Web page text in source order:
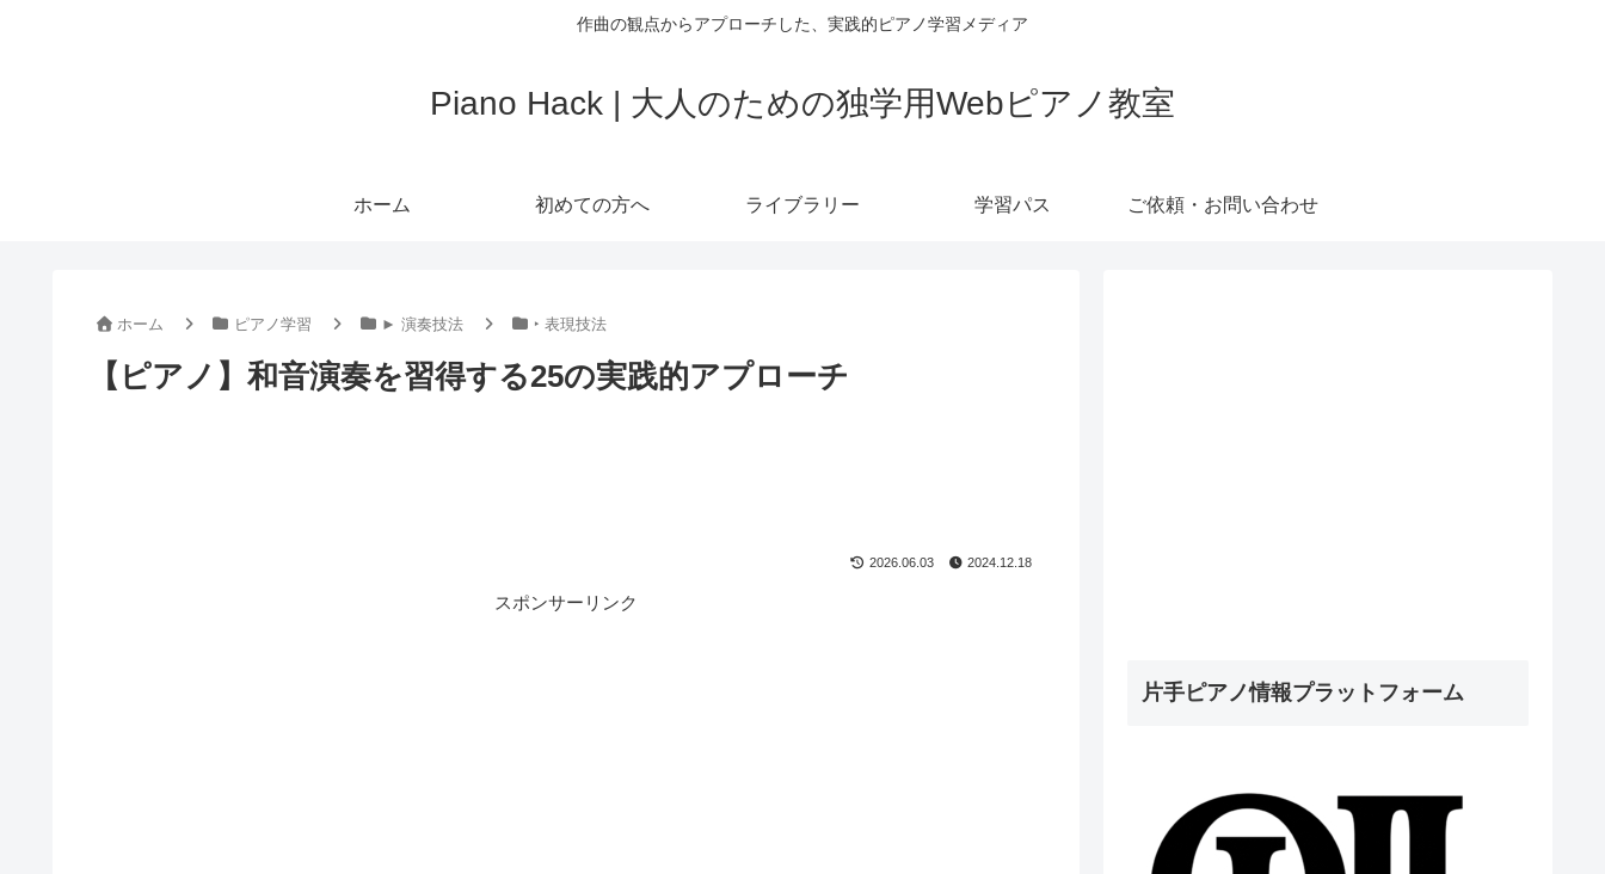
作曲の観点からアプローチした、実践的ピアノ学習メディア
Piano Hack | 大人のための独学用Webピアノ教室
ホーム 初めての方へ ライブラリー 学習パス ご依頼・お問い合わせ
ホーム ピアノ学習 ► 演奏技法 ‣ 表現技法
【ピアノ】和音演奏を習得する25の実践的アプローチ
2026.06.03 2024.12.18
スポンサーリンク
片手ピアノ情報プラットフォーム